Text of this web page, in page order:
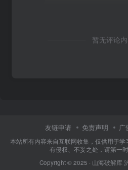
暂无评论
友链申请 免责声明 广
本站所有内容来自互联网收集，仅供用于
有侵权、不妥之处，请第一
Copyright © 2025 · 山海破解库